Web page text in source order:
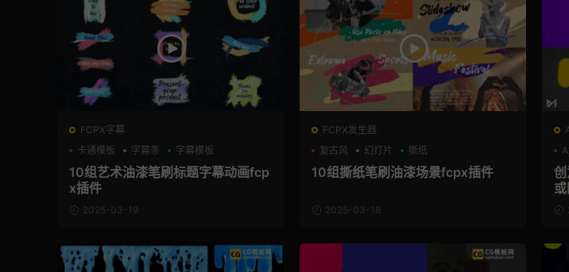
FCPX字幕
卡通模板
字幕条 字幕模板
10组艺术油漆笔刷标题字幕动画fcp
x插件
2025-03-19
FCPX发生器
复古风
幻灯片 撕纸
10组撕纸笔刷油漆场景fcpx插件
2025-03-18